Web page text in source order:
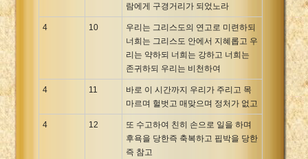
람에게 구경거리가 되었노라
4 10
우리는 그리스도의 연고로 미련하되
너희는 그리스도 안에서 지혜롭고 우
리는 약하되 너희는 강하고 너희는
존귀하되 우리는 비천하여
4 11
바로 이 시간까지 우리가 주리고 목
마르며 헐벗고 매맞으며 정처가 없고
4 12
또 수고하여 친히 손으로 일을 하며
후욕을 당한즉 축복하고 핍박을 당한
즉 참고